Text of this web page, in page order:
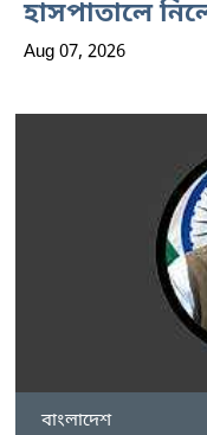
হাসপাতালে
Aug 07, 2026
বাংলাদেশ